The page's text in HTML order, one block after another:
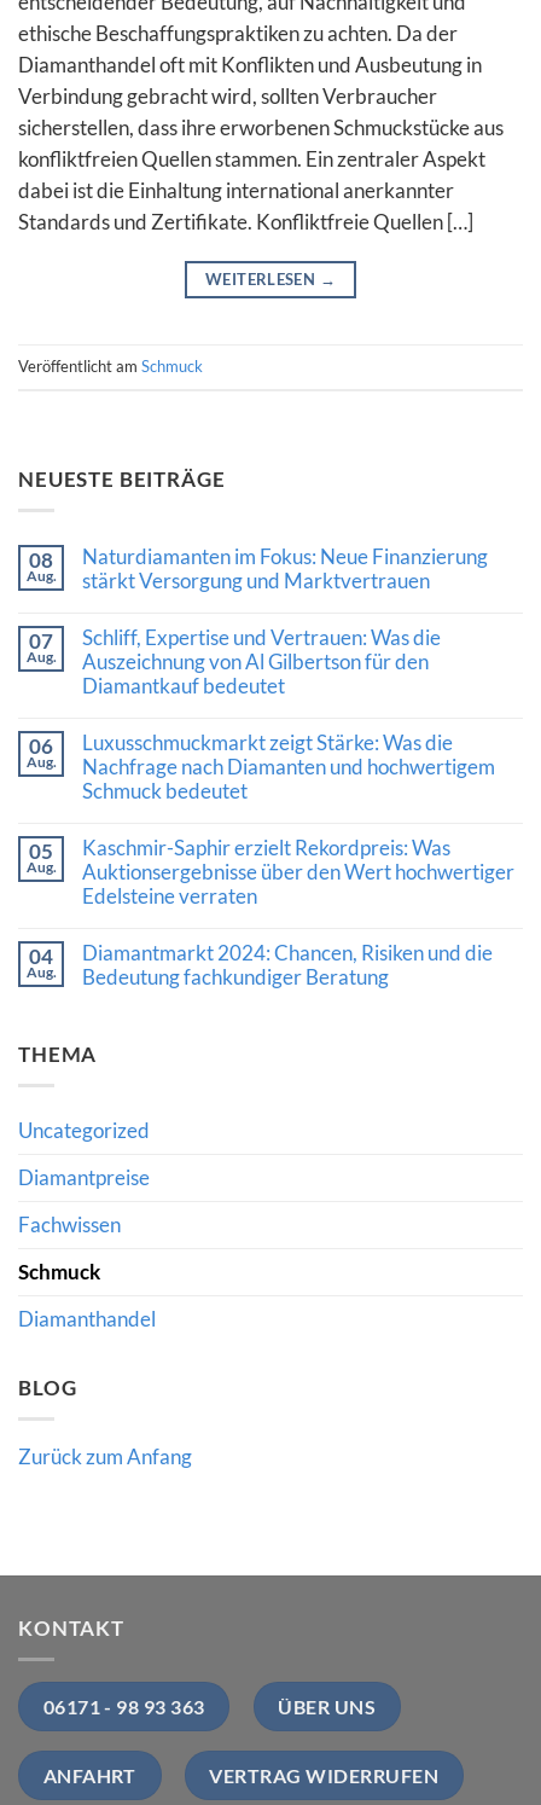
ethische Beschaffungspraktiken zu achten. Da der
Diamanthandel oft mit Konflikten und Ausbeutung in
Verbindung gebracht wird, sollten Verbraucher
sicherstellen, dass ihre erworbenen Schmuckstücke aus
konfliktfreien Quellen stammen. Ein zentraler Aspekt
dabei ist die Einhaltung international anerkannter
Standards und Zertifikate. Konfliktfreie Quellen […]
WEITERLESEN →
Veröffentlicht am Schmuck
NEUESTE BEITRÄGE
08
Aug.
Naturdiamanten im Fokus: Neue Finanzierung
stärkt Versorgung und Marktvertrauen
zu
Naturdiamanten
im
Fokus:
stärkt
Versorgung
und
Marktvertrauen
07
Aug.
Schliff, Expertise und Vertrauen: Was die
Auszeichnung von Al Gilbertson für den
Diamantkauf bedeutet
zu
Schliff,
Expertise
und
die
Auszeichnung
von
Al
den
Diamantkauf
bedeutet
06
Aug.
Luxusschmuckmarkt zeigt Stärke: Was die
Nachfrage nach Diamanten und hochwertigem
Schmuck bedeutet
zu
Luxusschmuckmarkt
zeigt
Stärke:
Nachfrage
nach
Diamanten
bedeutet
05
Aug.
Kaschmir-Saphir erzielt Rekordpreis: Was
Auktionsergebnisse über den Wert hochwertiger
Edelsteine verraten
zu
Kaschmir-
Saphir
Auktionsergebnisse
hochwertiger
Edelsteine
04
Aug.
Diamantmarkt 2024: Chancen, Risiken und die
Bedeutung fachkundiger Beratung
Diamantmarkt
die
fachkundiger
Beratung
THEMA
Uncategorized
Diamantpreise
Fachwissen
Schmuck
Diamanthandel
BLOG
Zurück zum Anfang
KONTAKT
06171 - 98 93 363 ÜBER UNS
ANFAHRT VERTRAG WIDERRUFEN